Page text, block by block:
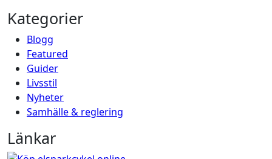
Kategorier
Blogg
Featured
Guider
Livsstil
Nyheter
Samhälle & reglering
Länkar